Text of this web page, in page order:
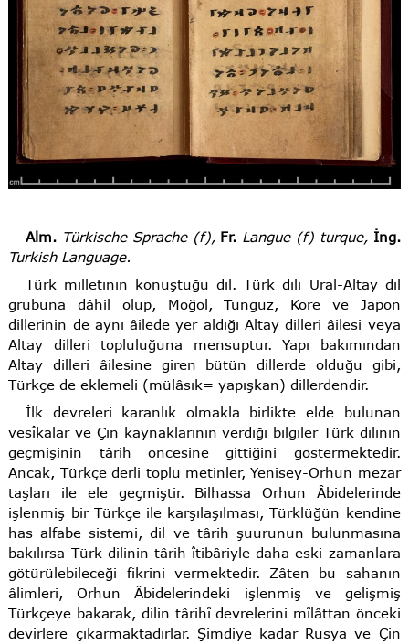
Alm. Türkische Sprache (f), Fr. Langue (f) turque, İng.
Turkish Language.
Türk milletinin konuştuğu dil. Türk dili Ural-Altay dil
grubuna dâhil olup, Moğol, Tunguz, Kore ve Japon
dillerinin de aynı âilede yer aldığı Altay dilleri âilesi veya
Altay dilleri topluluğuna mensuptur. Yapı bakımından
Altay dilleri âilesine giren bütün dillerde olduğu gibi,
Türkçe de eklemeli (mülâsık= yapışkan) dillerdendir.
İlk devreleri karanlık olmakla birlikte elde bulunan
vesîkalar ve Çin kaynaklarının verdiği bilgiler Türk dilinin
geçmişinin târih öncesine gittiğini göstermektedir.
Ancak, Türkçe derli toplu metinler, Yenisey-Orhun mezar
taşları ile ele geçmiştir. Bilhassa Orhun Âbidelerinde
işlenmiş bir Türkçe ile karşılaşılması, Türklüğün kendine
has alfabe sistemi, dil ve târih şuurunun bulunmasına
bakılırsa Türk dilinin târih îtibâriyle daha eski zamanlara
götürülebileceği fikrini vermektedir. Zâten bu sahanın
âlimleri, Orhun Âbidelerindeki işlenmiş ve gelişmiş
Türkçeye bakarak, dilin târihî devrelerini mîlâttan önceki
devirlere çıkarmaktadırlar. Şimdiye kadar Rusya ve Çin